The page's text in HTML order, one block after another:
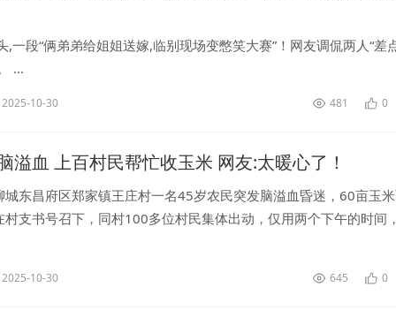
,一段“俩弟弟给姐姐送嫁,临别现场变憋笑大赛”！网友调侃两人“差
...
2025-10-30 481 0
溢血 上百村民帮忙收玉米 网友:太暖心了！
城东昌府区郑家镇王庄村一名45岁农民突发脑溢血昏迷，60亩玉
村支书号召下，同村100多位村民集体出动，仅用两个下午的时间
2025-10-30 645 0